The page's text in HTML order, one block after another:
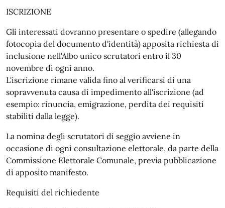
ISCRIZIONE
Gli interessati dovranno presentare o spedire (allegando
fotocopia del documento d'identità) apposita richiesta di
inclusione nell'Albo unico scrutatori entro il 30
novembre di ogni anno.
L'iscrizione rimane valida fino al verificarsi di una
sopravvenuta causa di impedimento all'iscrizione (ad
esempio: rinuncia, emigrazione, perdita dei requisiti
stabiliti dalla legge).
La nomina degli scrutatori di seggio avviene in
occasione di ogni consultazione elettorale, da parte della
Commissione Elettorale Comunale, previa pubblicazione
di apposito manifesto.
Requisiti del richiedente